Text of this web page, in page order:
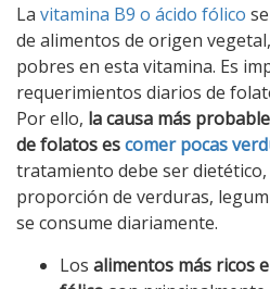
La vitamina B9 o ácido fólico
de alimentos de origen
pobres en esta vitamina. Es
requerimientos diarios de
Por ello, la causa más
de folatos escomer pocas
tratamiento debe ser
proporción de verduras,
se consume diariamente.
Los alimentos más ricos